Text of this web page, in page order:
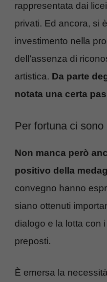
rappresentata dai
privati. Ed ancora, si
investimento nella
dell’assenza di
artistica. Da parte
notata una certa
Per fortuna ci
Non manca però
positivo della
convegno hanno
siano ottenuti
dialogo e la lotta con
preposti.
È emersa la